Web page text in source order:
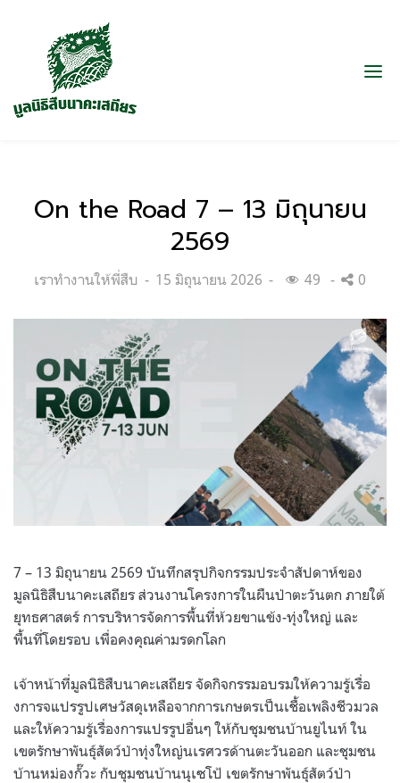
On the Road 7 – 13 มิถุนายน
2569
Categories:
เราทำงานให้พี่สืบ
Posted
15 มิถุนายน 2026 49 0
7 – 13 มิถุนายน 2569 บันทึกสรุปกิจกรรมประจำสัปดาห์ของ
มูลนิธิสืบนาคะเสถียร ส่วนงานโครงการในผืนป่าตะวันตก ภายใต้
ยุทธศาสตร์ การบริหารจัดการพื้นที่ห้วยขาแข้ง-ทุ่งใหญ่ และ
พื้นที่โดยรอบ เพื่อคงคุณค่ามรดกโลก
เจ้าหน้าที่มูลนิธิสืบนาคะเสถียร จัดกิจกรรมอบรมให้ความรู้เรื่อ
งการจแปรรูปเศษวัสดุเหลือจากการเกษตรเป็นเชื้อเพลิงชีวมวล
และให้ความรู้เรื่องการแปรรูปอื่นๆ ให้กับชุมชนบ้านยูไนท์ ใน
เขตรักษาพันธุ์สัตว์ป่าทุ่งใหญ่นเรศวรด้านตะวันออก และชุมชน
บ้านหม่องกั๊วะ กับชุมชนบ้านนุเซโป้ เขตรักษาพันธุ์สัตว์ป่า